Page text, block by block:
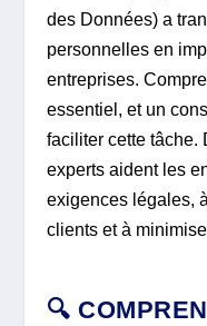
des Données) a
personnelles en
entreprises.
essentiel, et un
faciliter cette tâche.
experts aident les
exigences légales,
clients et à
🔍